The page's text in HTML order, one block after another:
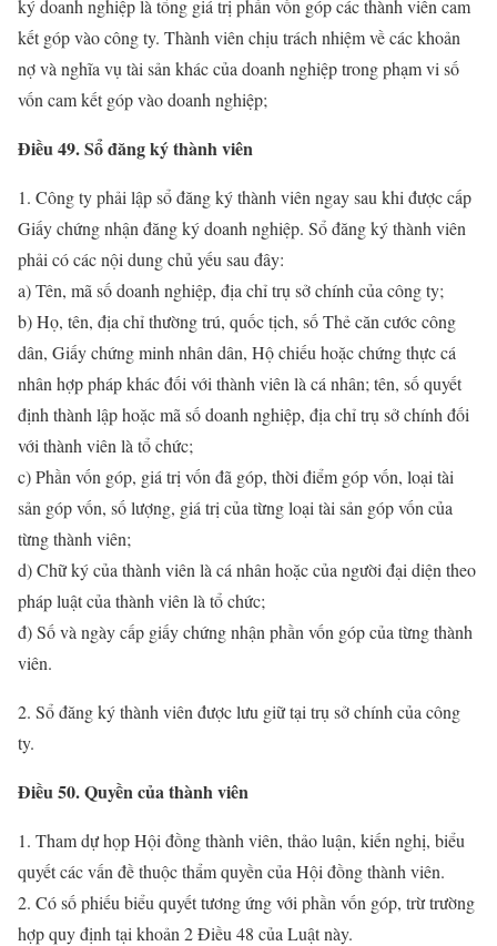
ký doanh nghiệp là tổng giá trị phần vốn góp các thành viên cam
kết góp vào công ty. Thành viên chịu trách nhiệm về các khoản
nợ và nghĩa vụ tài sản khác của doanh nghiệp trong phạm vi số
vốn cam kết góp vào doanh nghiệp;
Điều 49. Sổ đăng ký thành viên
1. Công ty phải lập sổ đăng ký thành viên ngay sau khi được cấp
Giấy chứng nhận đăng ký doanh nghiệp. Sổ đăng ký thành viên
phải có các nội dung chủ yếu sau đây:
a) Tên, mã số doanh nghiệp, địa chỉ trụ sở chính của công ty;
b) Họ, tên, địa chỉ thường trú, quốc tịch, số Thẻ căn cước công
dân, Giấy chứng minh nhân dân, Hộ chiếu hoặc chứng thực cá
nhân hợp pháp khác đối với thành viên là cá nhân; tên, số quyết
định thành lập hoặc mã số doanh nghiệp, địa chỉ trụ sở chính đối
với thành viên là tổ chức;
c) Phần vốn góp, giá trị vốn đã góp, thời điểm góp vốn, loại tài
sản góp vốn, số lượng, giá trị của từng loại tài sản góp vốn của
từng thành viên;
d) Chữ ký của thành viên là cá nhân hoặc của người đại diện theo
pháp luật của thành viên là tổ chức;
đ) Số và ngày cấp giấy chứng nhận phần vốn góp của từng thành
viên.
2. Sổ đăng ký thành viên được lưu giữ tại trụ sở chính của công
ty.
Điều 50. Quyền của thành viên
1. Tham dự họp Hội đồng thành viên, thảo luận, kiến nghị, biểu
quyết các vấn đề thuộc thẩm quyền của Hội đồng thành viên.
2. Có số phiếu biểu quyết tương ứng với phần vốn góp, trừ trường
hợp quy định tại khoản 2 Điều 48 của Luật này.